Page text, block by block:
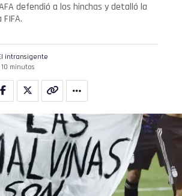
defendió a los hinchas y detalló la
intransigente
minutos